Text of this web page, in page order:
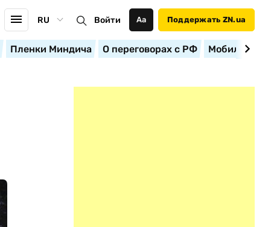
RU Войти Аа Поддержать ZN.ua
Пленки Миндича О переговорах с РФ